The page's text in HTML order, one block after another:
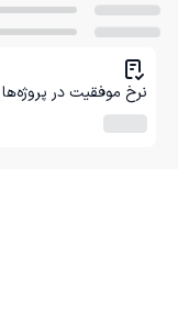
نرخ موفقیت در پروژه‌ها